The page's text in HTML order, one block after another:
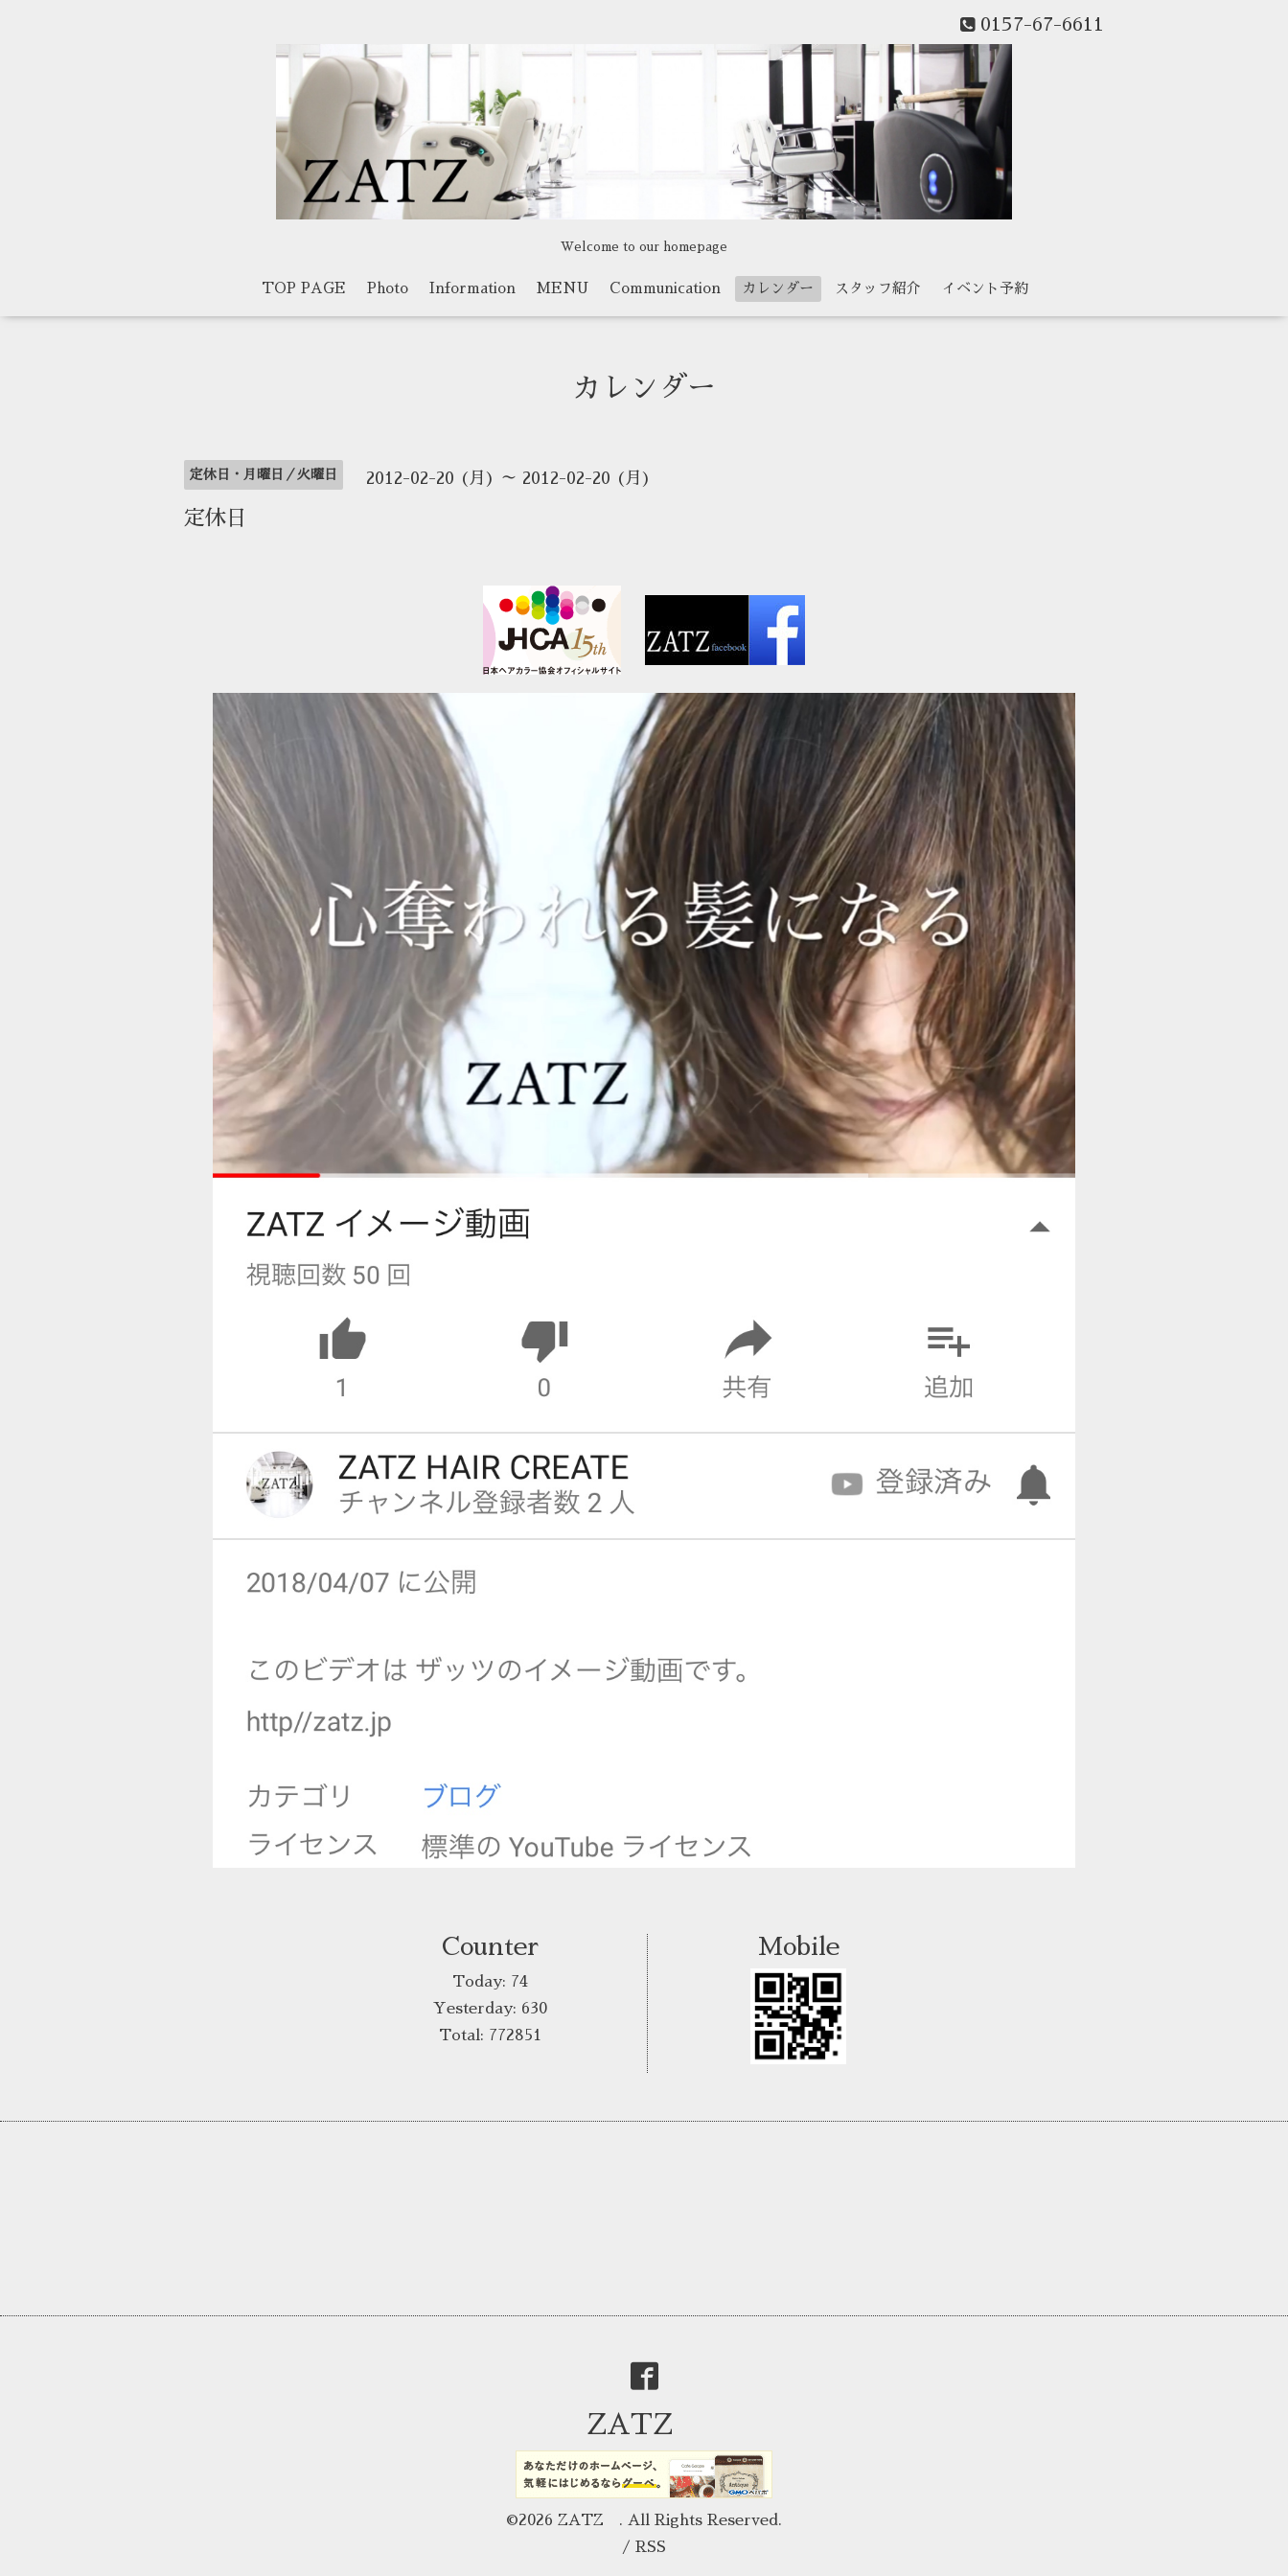
0157-67-6611
Welcome to our homepage
TOP PAGE Photo Information MENU Communication カレンダー スタッフ紹介 イベント予約
カレンダー
定休日・月曜日／火曜日 2012-02-20 (月) ～ 2012-02-20 (月)
定休日
Counter
Today: 74
Yesterday: 630
Total: 772851
Mobile
ZATZ
©2026 ZATZ . All Rights Reserved.
/ RSS